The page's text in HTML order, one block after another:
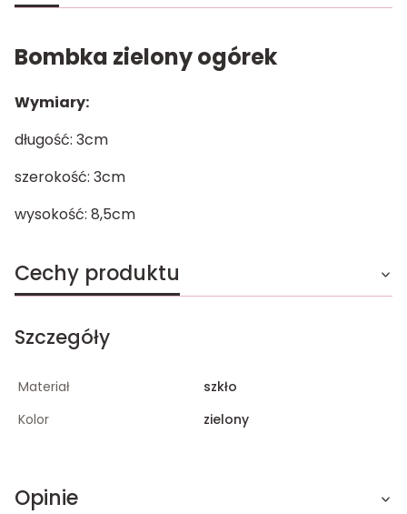
Bombka zielony ogórek
Wymiary:
długość: 3cm
szerokość: 3cm
wysokość: 8,5cm
Cechy produktu
Szczegóły
Materiał
szkło
Kolor
zielony
Opinie